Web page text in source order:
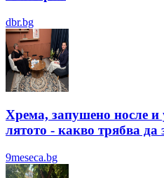
dbr.bg
Хрема, запушено носле
лятотo - какво трябва да
9meseca.bg